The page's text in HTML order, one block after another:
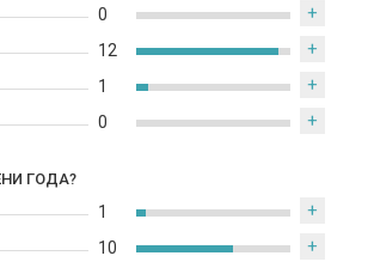
0 +
12 +
1 +
0 +
ГОДА?
1 +
10 +